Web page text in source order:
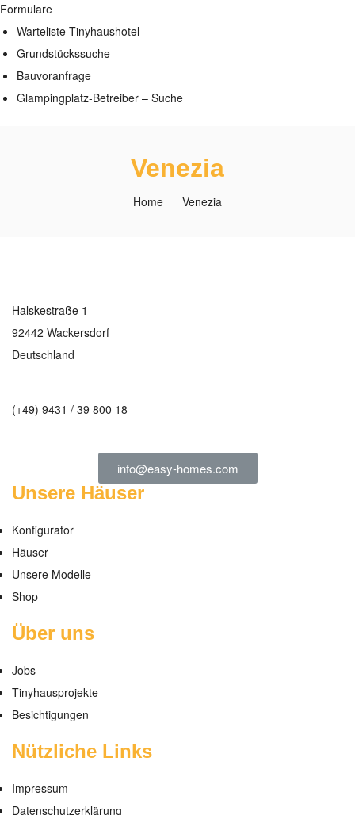
Formulare
Warteliste Tinyhaushotel
Grundstückssuche
Bauvoranfrage
Glampingplatz-Betreiber – Suche
Home Venezia
Venezia
Halskestraße 1
92442 Wackersdorf
Deutschland
(+49) 9431 / 39 800 18
info@easy-homes.com
Unsere Häuser
Konfigurator
Häuser
Unsere Modelle
Shop
Über uns
Jobs
Tinyhausprojekte
Besichtigungen
Nützliche Links
Impressum
Datenschutzerklärung